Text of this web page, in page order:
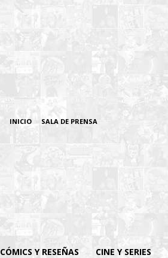
INICIO SALA DE PRENSA
CÓMICS Y RESEÑAS CINE Y SERIES